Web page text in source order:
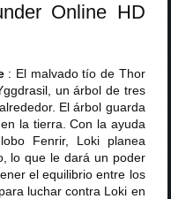
Online HD
: El malvado tío de Thor
un árbol de tres
El árbol guarda
la tierra. Con la ayuda
Fenrir, Loki planea
lo que le dará un poder
el equilibrio entre los
luchar contra Loki en